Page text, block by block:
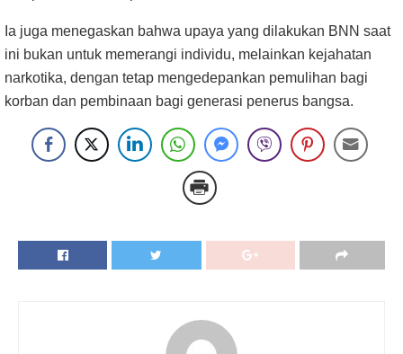
Ia juga menegaskan bahwa upaya yang dilakukan BNN saat
ini bukan untuk memerangi individu, melainkan kejahatan
narkotika, dengan tetap mengedepankan pemulihan bagi
korban dan pembinaan bagi generasi penerus bangsa.